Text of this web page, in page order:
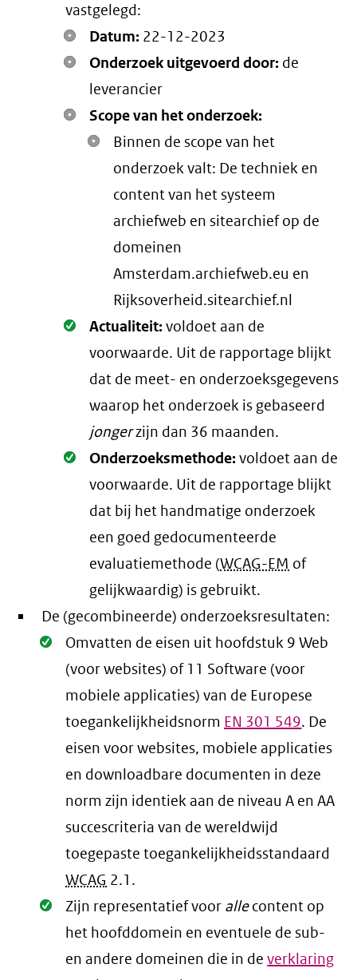
vastgelegd:
Datum: 22-12-2023
Onderzoek uitgevoerd door: de
leverancier
Scope van het onderzoek:
Binnen de scope van het
onderzoek valt: De techniek en
content van het systeem
archiefweb en sitearchief op de
domeinen
Amsterdam.archiefweb.eu en
Rijksoverheid.sitearchief.nl
Oké.
Actualiteit:voldoet aan de
voorwaarde. Uit de rapportage blijkt
dat de meet- en onderzoeksgegevens
waarop het onderzoek is gebaseerd
jongerzijn dan 36 maanden.
Oké.
Onderzoeksmethode:voldoet aan de
voorwaarde. Uit de rapportage blijkt
dat bij het handmatige onderzoek
een goed gedocumenteerde
evaluatiemethode (WCAG-EM of
gelijkwaardig) is gebruikt.
De (gecombineerde) onderzoeksresultaten:
Oké.
Omvatten de eisen uit hoofdstuk 9 Web
(voor websites) of 11 Software (voor
mobiele applicaties) van de Europese
toegankelijkheidsnorm EN 301 549. De
eisen voor websites, mobiele applicaties
en downloadbare documenten in deze
norm zijn identiek aan de niveau A en AA
succescriteria van de wereldwijd
toegepaste toegankelijkheidsstandaard
WCAG 2.1 .
Oké.
Zijn representatief voor allecontent op
het hoofddomein en eventuele de sub-
en andere domeinen die in deverklaring